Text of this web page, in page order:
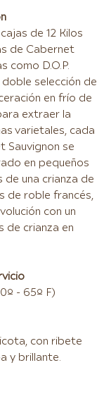
de 12 Kilos
de Cabernet
como D.O.P.
selección de
en frío de
extraer la
varietales, cada
Sauvignon se
en pequeños
una crianza de
de roble francés,
con un
de crianza en
- 65º F)
con ribete
y brillante.